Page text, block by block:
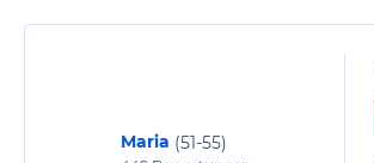
Maria (51-55)